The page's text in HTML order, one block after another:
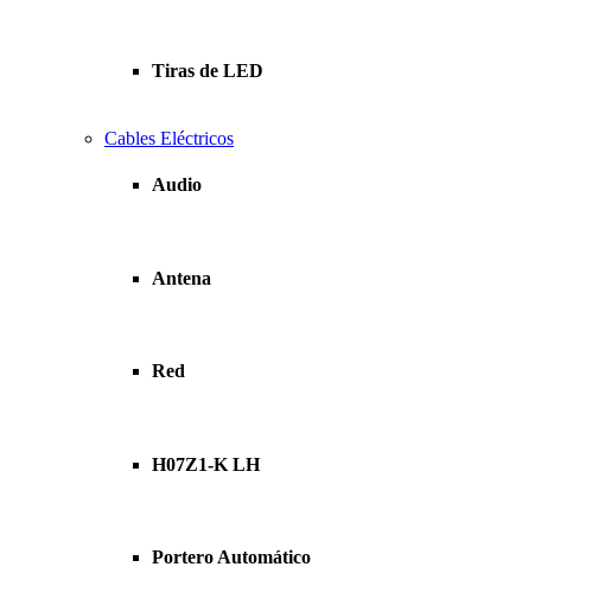
Tiras de LED
Cables Eléctricos
Audio
Antena
Red
H07Z1-K LH
Portero Automático